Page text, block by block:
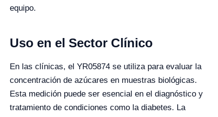
equipo.
Uso en el Sector Clínico
En las clínicas, el YR05874 se utiliza para evaluar la
concentración de azúcares en muestras biológicas.
Esta medición puede ser esencial en el diagnóstico y
tratamiento de condiciones como la diabetes. La